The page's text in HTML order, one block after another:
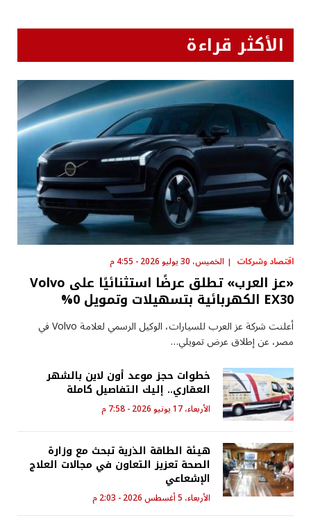
الأكثر قراءة
اقتصاد وشركات الخميس، 30 يوليو 2026 - 4:55 م
«عز العرب» تطلق عرضًا استثنائيًا على Volvo
EX30 الكهربائية بتسهيلات وتمويل 0%
أعلنت شركة عز العرب للسيارات، الوكيل الرسمي لعلامة Volvo في
مصر، عن إطلاق عرض تمويلي…
خطوات حجز موعد أون لاين بالشهر
العقاري.. إليك التفاصيل كاملة
الأربعاء، 17 يونيو 2026 - 7:58 م
هيئة الطاقة الذرية تبحث مع وزارة
الصحة تعزيز التعاون في مجالات العلاج
الإشعاعي
الأربعاء، 5 أغسطس 2026 - 2:03 م